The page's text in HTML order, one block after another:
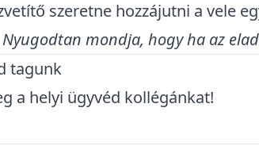
szeretne hozzájutni a vele
Nyugodtan mondja, hogy ha az
tagunk
a helyi ügyvéd kollégánkat!